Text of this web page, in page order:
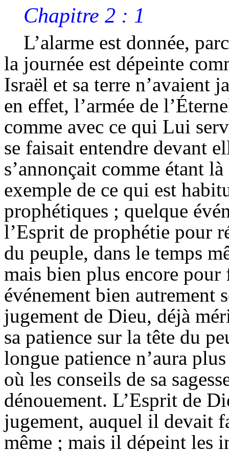
Chapitre 2 : 1
L’alarme est donnée,
la journée est dépeinte
Israël et sa terre n’avaient
en effet, l’armée de
comme avec ce qui Lui
se faisait entendre devant
s’annonçait comme étant
exemple de ce qui est
prophétiques ; quelque
l’Esprit de prophétie pour
du peuple, dans le temps
mais bien plus encore
événement bien autrement
jugement de Dieu, déjà
sa patience sur la tête du
longue patience n’aura
où les conseils de sa
dénouement. L’Esprit de
jugement, auquel il devait
même ; mais il dépeint les